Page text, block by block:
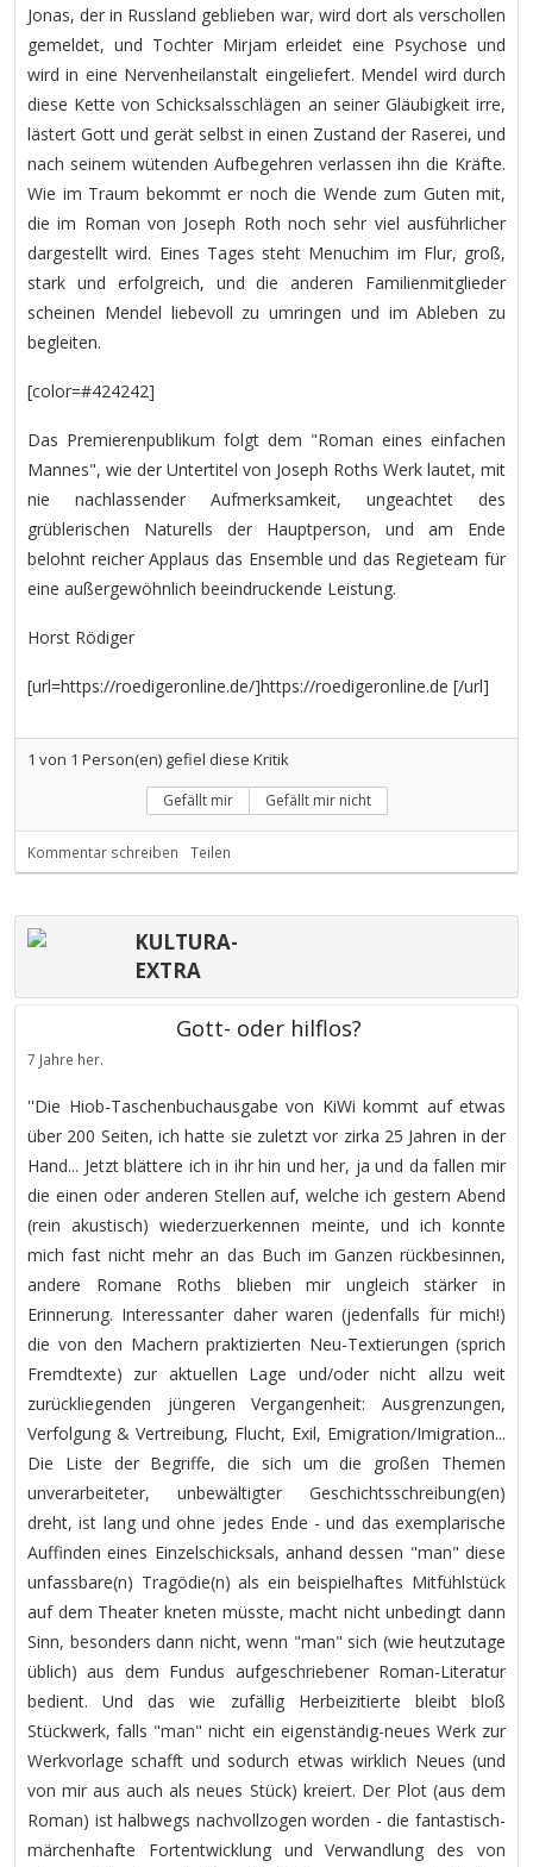
Jonas, der in Russland geblieben war, wird dort als verschollen
gemeldet, und Tochter Mirjam erleidet eine Psychose und
wird in eine Nervenheilanstalt eingeliefert. Mendel wird durch
diese Kette von Schicksalsschlägen an seiner Gläubigkeit irre,
lästert Gott und gerät selbst in einen Zustand der Raserei, und
nach seinem wütenden Aufbegehren verlassen ihn die Kräfte.
Wie im Traum bekommt er noch die Wende zum Guten mit,
die im Roman von Joseph Roth noch sehr viel ausführlicher
dargestellt wird. Eines Tages steht Menuchim im Flur, groß,
stark und erfolgreich, und die anderen Familienmitglieder
scheinen Mendel liebevoll zu umringen und im Ableben zu
begleiten.
[color=#424242]
Das Premierenpublikum folgt dem "Roman eines einfachen
Mannes", wie der Untertitel von Joseph Roths Werk lautet, mit
nie nachlassender Aufmerksamkeit, ungeachtet des
grüblerischen Naturells der Hauptperson, und am Ende
belohnt reicher Applaus das Ensemble und das Regieteam für
eine außergewöhnlich beeindruckende Leistung.
Horst Rödiger
[url=https://roedigeronline.de/]https://roedigeronline.de [/url]
1 von 1 Person(en) gefiel diese Kritik
Gefällt mir Gefällt mir nicht
Kommentar schreiben Teilen
KULTURA-
EXTRA
Gott- oder hilflos?
7 Jahre her.
''Die Hiob-Taschenbuchausgabe von KiWi kommt auf etwas
über 200 Seiten, ich hatte sie zuletzt vor zirka 25 Jahren in der
Hand... Jetzt blättere ich in ihr hin und her, ja und da fallen mir
die einen oder anderen Stellen auf, welche ich gestern Abend
(rein akustisch) wiederzuerkennen meinte, und ich konnte
mich fast nicht mehr an das Buch im Ganzen rückbesinnen,
andere Romane Roths blieben mir ungleich stärker in
Erinnerung. Interessanter daher waren (jedenfalls für mich!)
die von den Machern praktizierten Neu-Textierungen (sprich
Fremdtexte) zur aktuellen Lage und/oder nicht allzu weit
zurückliegenden jüngeren Vergangenheit: Ausgrenzungen,
Verfolgung & Vertreibung, Flucht, Exil, Emigration/Imigration...
Die Liste der Begriffe, die sich um die großen Themen
unverarbeiteter, unbewältigter Geschichtsschreibung(en)
dreht, ist lang und ohne jedes Ende - und das exemplarische
Auffinden eines Einzelschicksals, anhand dessen "man" diese
unfassbare(n) Tragödie(n) als ein beispielhaftes Mitfühlstück
auf dem Theater kneten müsste, macht nicht unbedingt dann
Sinn, besonders dann nicht, wenn "man" sich (wie heutzutage
üblich) aus dem Fundus aufgeschriebener Roman-Literatur
bedient. Und das wie zufällig Herbeizitierte bleibt bloß
Stückwerk, falls "man" nicht ein eigenständig-neues Werk zur
Werkvorlage schafft und sodurch etwas wirklich Neues (und
von mir aus auch als neues Stück) kreiert. Der Plot (aus dem
Roman) ist halbwegs nachvollzogen worden - die fantastisch-
märchenhafte Fortentwicklung und Verwandlung des von